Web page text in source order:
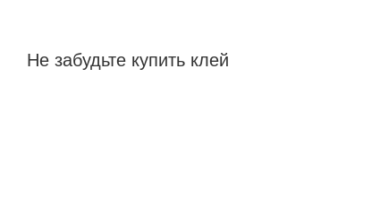
Не забудьте купить клей